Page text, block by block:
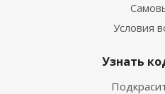
Условия
Узнать